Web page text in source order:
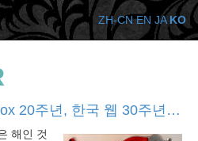
20주년, 한국 웹 30주년…
해인 것
ZH-CN EN JA KO